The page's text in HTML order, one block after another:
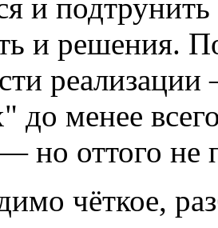
и
и решения.
до менее
но оттого
чёткое,